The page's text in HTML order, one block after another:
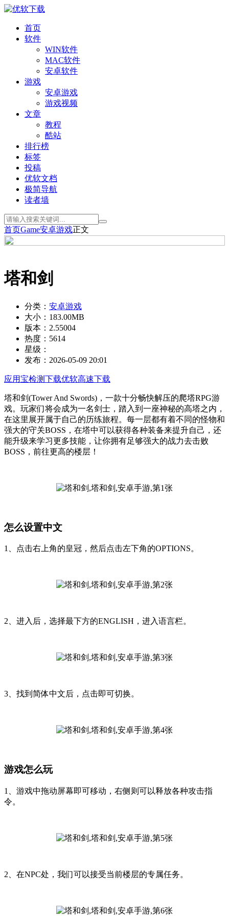
首页
软件
WIN软件
MAC软件
安卓软件
游戏
安卓游戏
游戏视频
文章
教程
酷站
排行榜
标签
投稿
优软文档
极简导航
读者墙
首页Game安卓游戏正文
塔和剑
分类： 安卓游戏
大小： 183.00MB
版本： 2.55004
热度： 5614
星级：
发布： 2026-05-09 20:01
应用宝检测下载优软高速下载
塔和剑(Tower And Swords)，一款十分畅快解压的爬塔RPG游
戏。玩家们将会成为一名剑士，踏入到一座神秘的高塔之内，
在这里展开属于自己的历练旅程。每一层都有着不同的怪物和
强大的守关BOSS，在塔中可以获得各种装备来提升自己，还
能升级来学习更多技能，让你拥有足够强大的战力去击败
BOSS，前往更高的楼层！
怎么设置中文
1、点击右上角的皇冠，然后点击左下角的OPTIONS。
2、进入后，选择最下方的ENGLISH，进入语言栏。
3、找到简体中文后，点击即可切换。
游戏怎么玩
1、游戏中拖动屏幕即可移动，右侧则可以释放各种攻击指
令。
2、在NPC处，我们可以接受当前楼层的专属任务。